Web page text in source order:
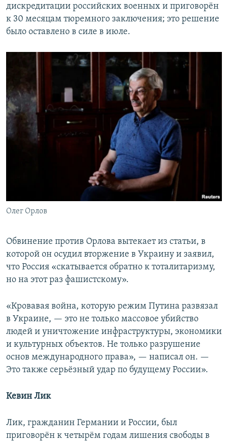
дискредитации российских военных и приговорён
к 30 месяцам тюремного заключения; это решение
было оставлено в силе в июле.
Олег Орлов
Обвинение против Орлова вытекает из статьи, в
которой он осудил вторжение в Украину и заявил,
что Россия «скатывается обратно к тоталитаризму,
но на этот раз фашистскому».
«Кровавая война, которую режим Путина развязал
в Украине, — это не только массовое убийство
людей и уничтожение инфраструктуры, экономики
и культурных объектов. Не только разрушение
основ международного права», — написал он. —
Это также серьёзный удар по будущему России».
Кевин Лик
Лик, гражданин Германии и России, был
приговорён к четырём годам лишения свободы в